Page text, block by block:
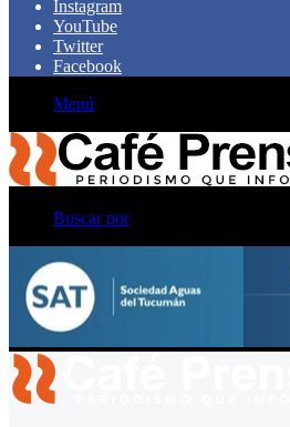
Instagram
YouTube
Twitter
Facebook
Menú
Buscar por